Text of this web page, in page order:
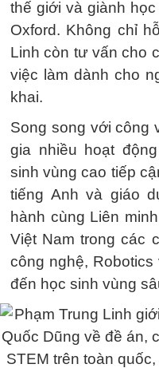
thế giới và giành
Oxford. Không chỉ
Linh còn tư vấn cho
việc làm dành cho
khai.
Song song với công
gia nhiều hoạt
sinh vùng cao tiếp
tiếng Anh và giáo
hành cùng Liên
Việt Nam trong các
công nghệ,
đến học sinh vùng